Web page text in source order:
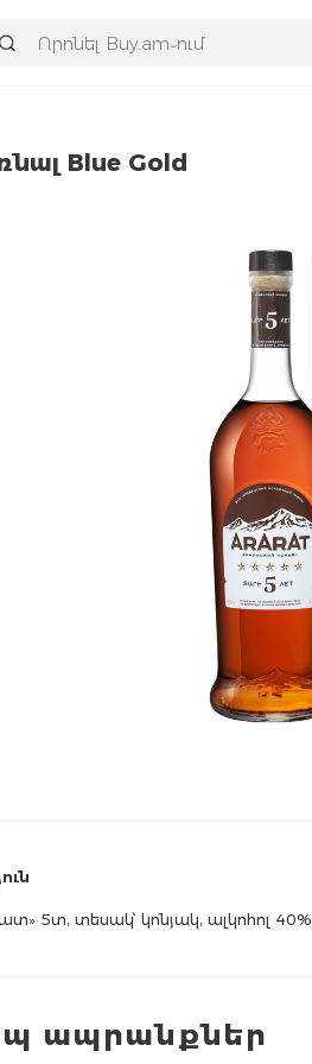
Blue Gold
5տ, տեսակ՝ կոնյակ, ալկոհոլ 40%
ապրանքներ